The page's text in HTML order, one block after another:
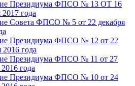
Президиума ФПСО № 13 ОТ 16
2017 года
Совета ФПСО № 5 от 22 декабря
Президиума ФПСО № 12 от 22
2016 года
Президиума ФПСО № 11 от 27
года
Президиума ФПСО № 10 от 24